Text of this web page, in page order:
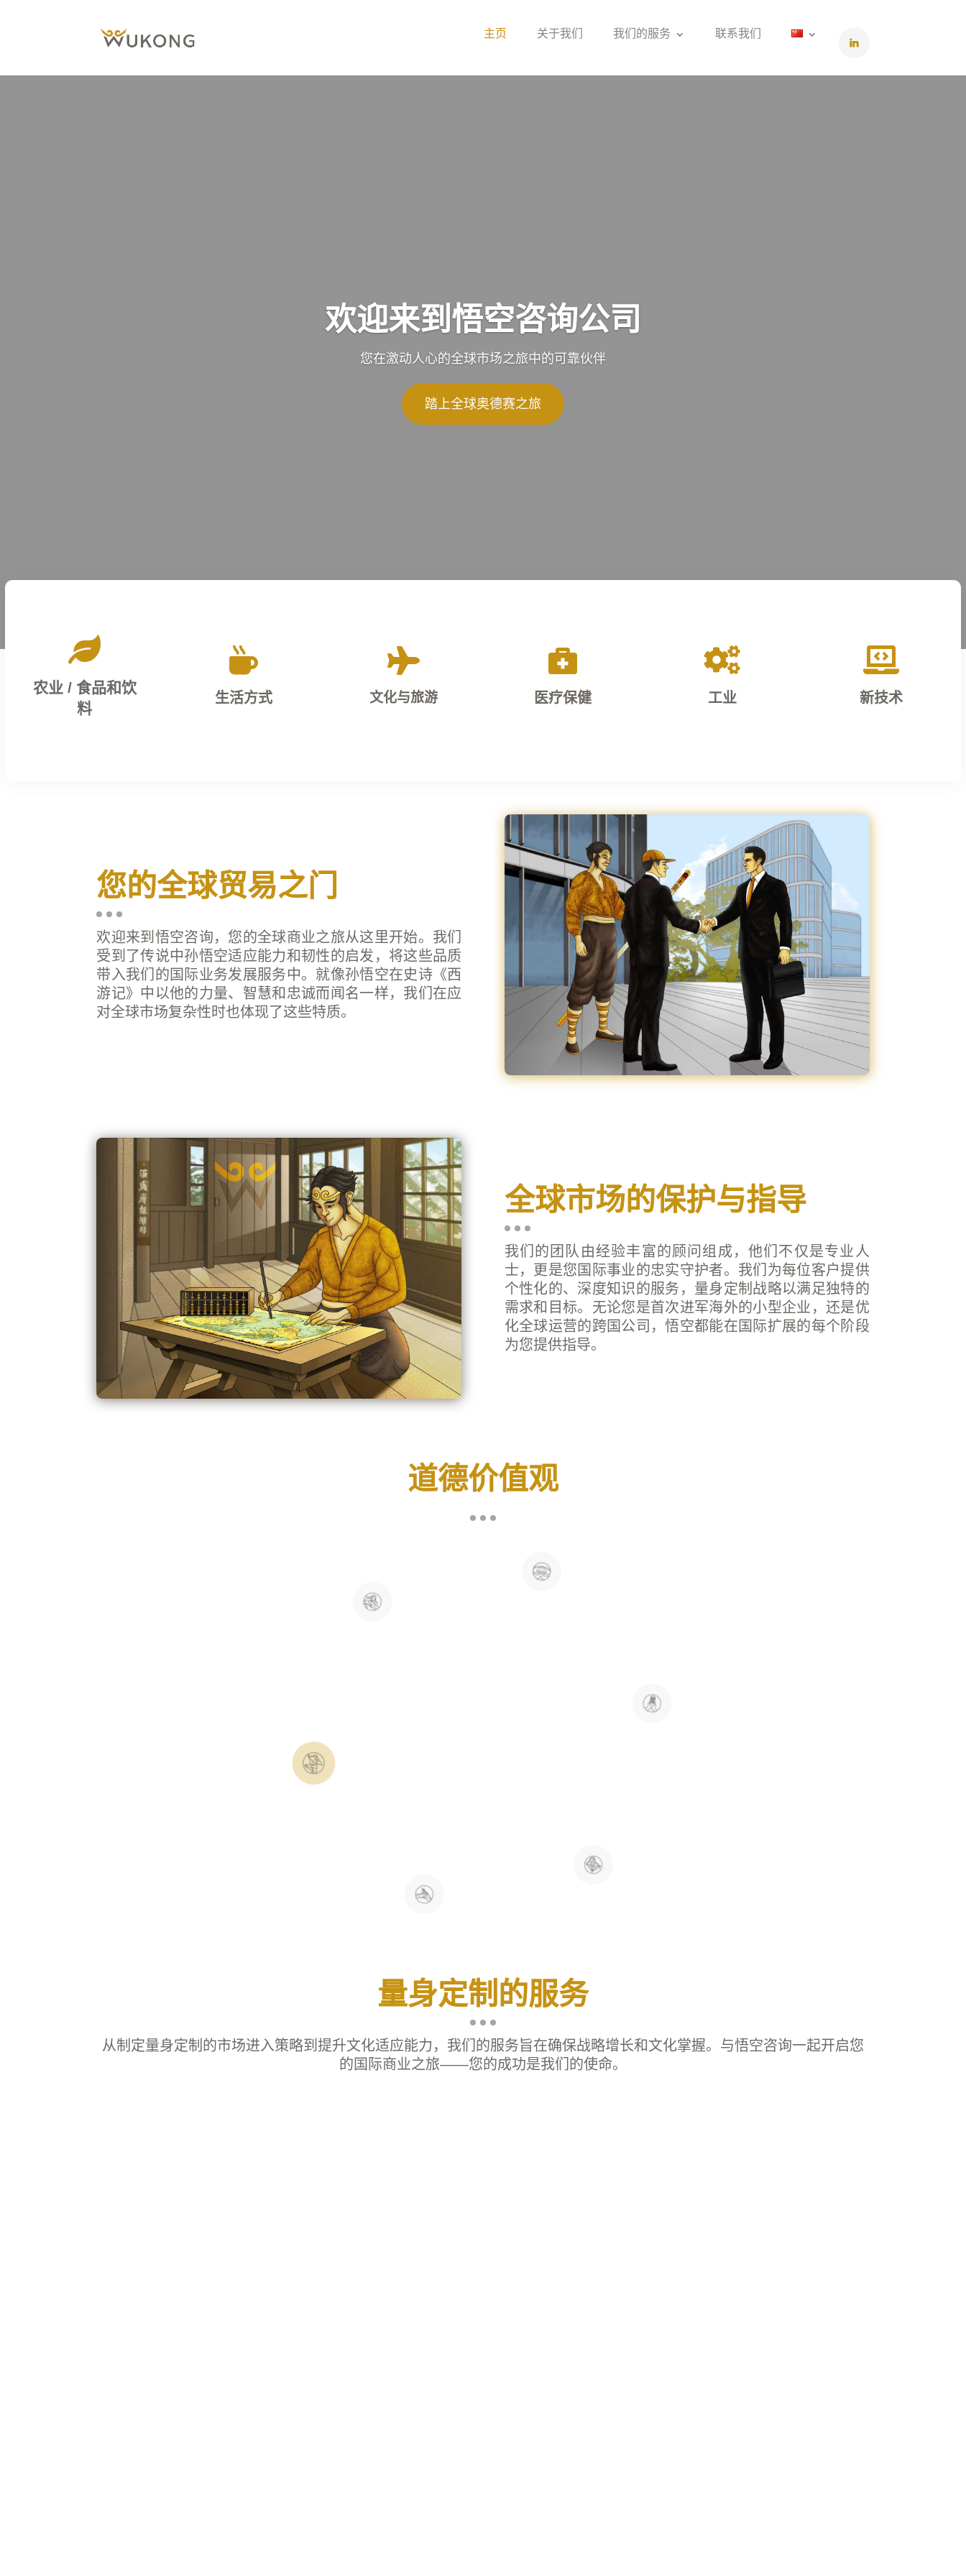
主页 关于我们 我们的服务 联系我们
欢迎来到悟空咨询公司
您在激动人心的全球市场之旅中的可靠伙伴
踏上全球奥德赛之旅

农业 / 食品和饮
料
通过创新和可持续
的农业解决方案培
养繁荣

生活方式
提升您的日常生
活，使用我们为现
代生活设计的产品

文化与旅游

医疗保健
使用我们先进且易
于获得的医疗解决
方案来关爱您的健
康。

工业
利用尖端技术提高
您的工业生产力。

新技术
通过我们在新兴技
术方面的创新迈向
您的全球贸易之门
欢迎来到悟空咨询，您的全球商业之旅从这里开始。我们
受到了传说中孙悟空适应能力和韧性的启发，将这些品质
带入我们的国际业务发展服务中。就像孙悟空在史诗《西
游记》中以他的力量、智慧和忠诚而闻名一样，我们在应
对全球市场复杂性时也体现了这些特质。
全球市场的保护与指导
我们的团队由经验丰富的顾问组成，他们不仅是专业人
士，更是您国际事业的忠实守护者。我们为每位客户提供
个性化的、深度知识的服务，量身定制战略以满足独特的
需求和目标。无论您是首次进军海外的小型企业，还是优
化全球运营的跨国公司，悟空都能在国际扩展的每个阶段
为您提供指导。
道德价值观
量身定制的服务
从制定量身定制的市场进入策略到提升文化适应能力，我们的服务旨在确保战略增长和文化掌握。与悟空咨询一起开启您
的国际商业之旅——您的成功是我们的使命。